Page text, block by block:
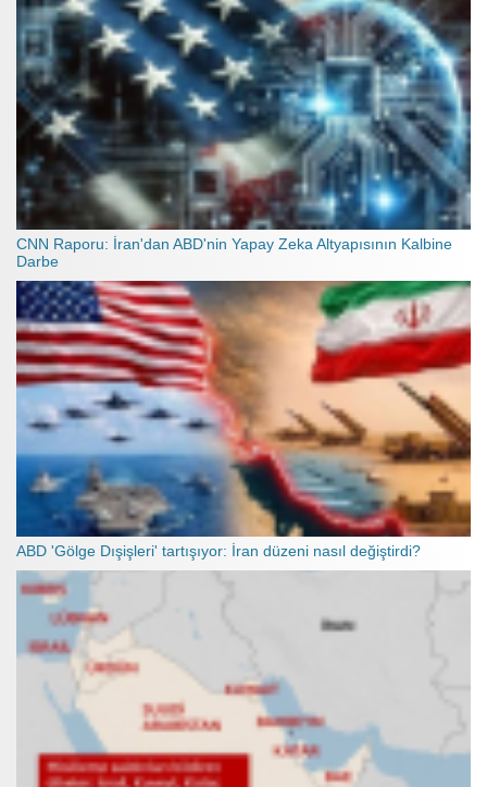
CNN Raporu: İran'dan ABD'nin Yapay Zeka Altyapısının Kalbine
Darbe
ABD 'Gölge Dışişleri' tartışıyor: İran düzeni nasıl değiştirdi?